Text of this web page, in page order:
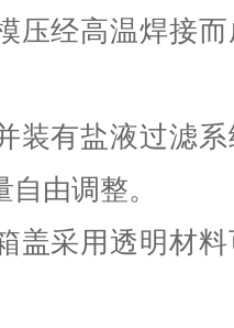
压经高温焊接
装有盐液过滤
由调整。
盖采用透明材